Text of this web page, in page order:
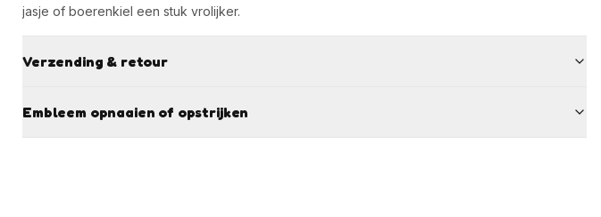
jasje of boerenkiel een stuk vrolijker.
Verzending & retour
Embleem opnaaien of opstrijken